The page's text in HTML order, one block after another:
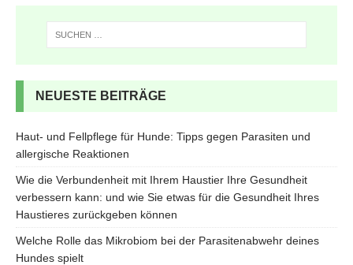
NEUESTE BEITRÄGE
Haut- und Fellpflege für Hunde: Tipps gegen Parasiten und
allergische Reaktionen
Wie die Verbundenheit mit Ihrem Haustier Ihre Gesundheit
verbessern kann: und wie Sie etwas für die Gesundheit Ihres
Haustieres zurückgeben können
Welche Rolle das Mikrobiom bei der Parasitenabwehr deines
Hundes spielt